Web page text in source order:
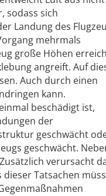
sodass sich
Landung des
mehrmals
große Höhen
angreift. Auf
Auch durch einen
kann.
beschädigt ist,
der
geschwächt
geschwächt.
verursacht
Tatsachen